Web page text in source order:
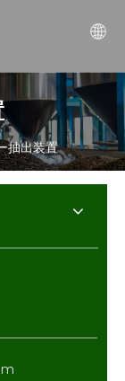
抽出装置